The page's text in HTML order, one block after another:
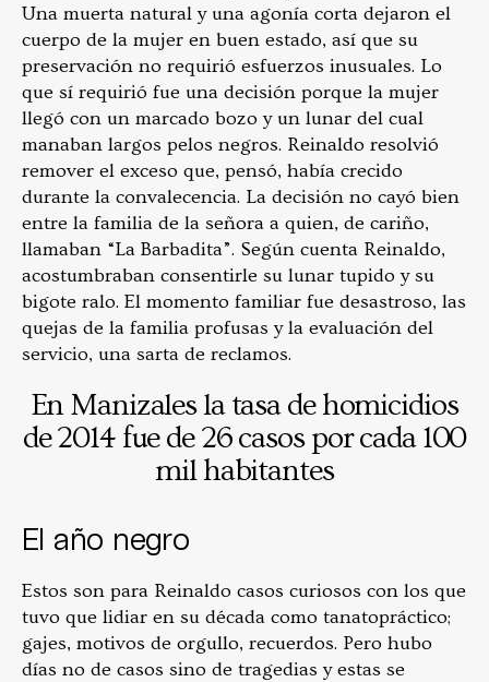
Una muerta natural y una agonía corta dejaron el
cuerpo de la mujer en buen estado, así que su
preservación no requirió esfuerzos inusuales. Lo
que sí requirió fue una decisión porque la mujer
llegó con un marcado bozo y un lunar del cual
manaban largos pelos negros. Reinaldo resolvió
remover el exceso que, pensó, había crecido
durante la convalecencia. La decisión no cayó bien
entre la familia de la señora a quien, de cariño,
llamaban “La Barbadita”. Según cuenta Reinaldo,
acostumbraban consentirle su lunar tupido y su
bigote ralo. El momento familiar fue desastroso, las
quejas de la familia profusas y la evaluación del
servicio, una sarta de reclamos.
En Manizales la tasa de homicidios
de 2014 fue de 26 casos por cada 100
mil habitantes
El año negro
Estos son para Reinaldo casos curiosos con los que
tuvo que lidiar en su década como tanatopráctico;
gajes, motivos de orgullo, recuerdos. Pero hubo
días no de casos sino de tragedias y estas se